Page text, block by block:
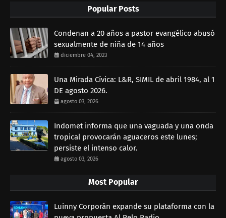
Popular Posts
Condenan a 20 años a pastor evangélico abusó
sexualmente de niña de 14 años
diciembre 04, 2023
Una Mirada Cívica: L&R, SIMIL de abril 1984, al 1
DE agosto 2026.
agosto 03, 2026
Indomet informa que una vaguada y una onda
tropical provocarán aguaceros este lunes;
persiste el intenso calor.
agosto 03, 2026
Most Popular
Luinny Corporán expande su plataforma con la